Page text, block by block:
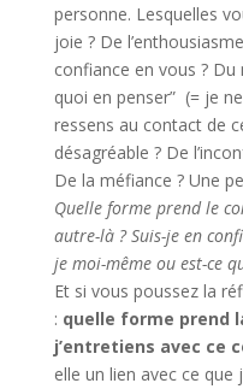
personne. Lesquelles
joie ? De
confiance en vous ? Du
quoi en penser” (= je
ressens au contact de
désagréable ? De
De la méfiance ? Une
Quelle forme prend le
autre-là ? Suis-je en
je moi-même ou est-ce
Et si vous poussez la
: quelle forme prend
j’entretiens avec ce
elle un lien avec ce